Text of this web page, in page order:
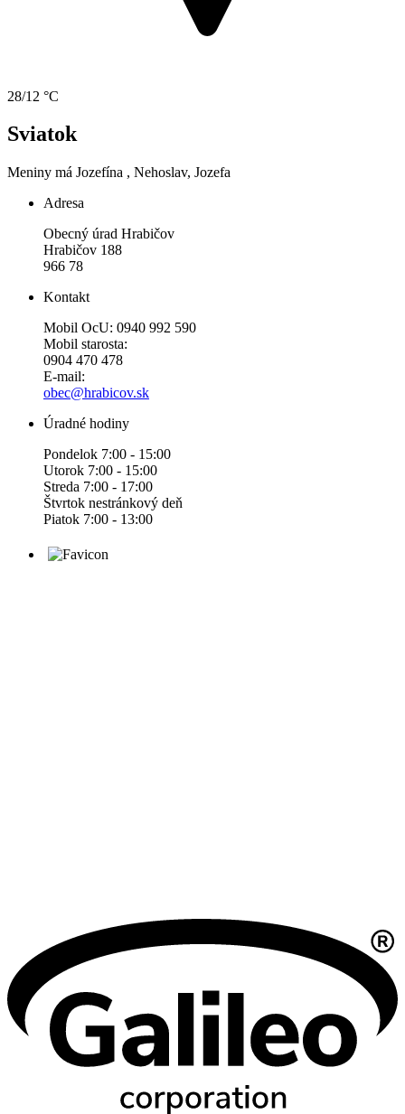
28/12 °C
Sviatok
Meniny má Jozefína , Nehoslav, Jozefa
Adresa
Obecný úrad Hrabičov
Hrabičov 188
966 78
Kontakt
Mobil OcU: 0940 992 590
Mobil starosta:
0904 470 478
E-mail:
obec@hrabicov.sk
Úradné hodiny
Pondelok 7:00 - 15:00
Utorok 7:00 - 15:00
Streda 7:00 - 17:00
Štvrtok nestránkový deň
Piatok 7:00 - 13:00